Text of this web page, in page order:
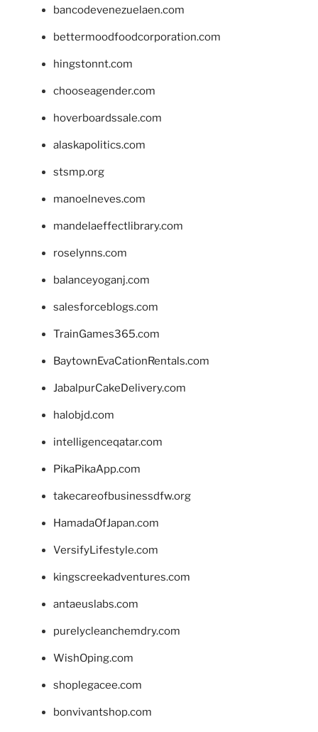
bancodevenezuelaen.com
bettermoodfoodcorporation.com
hingstonnt.com
chooseagender.com
hoverboardssale.com
alaskapolitics.com
stsmp.org
manoelneves.com
mandelaeffectlibrary.com
roselynns.com
balanceyoganj.com
salesforceblogs.com
TrainGames365.com
BaytownEvaCationRentals.com
JabalpurCakeDelivery.com
halobjd.com
intelligenceqatar.com
PikaPikaApp.com
takecareofbusinessdfw.org
HamadaOfJapan.com
VersifyLifestyle.com
kingscreekadventures.com
antaeuslabs.com
purelycleanchemdry.com
WishOping.com
shoplegacee.com
bonvivantshop.com